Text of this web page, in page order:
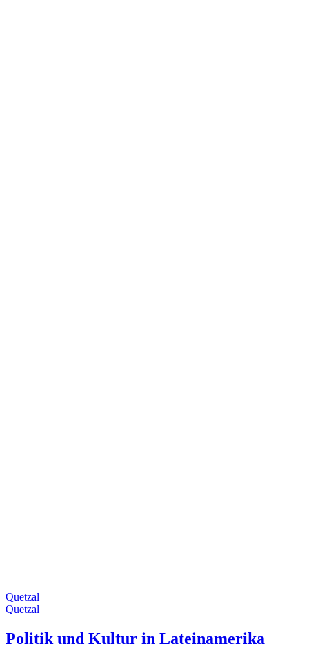
Quetzal
Quetzal
Politik und Kultur in Lateinamerika